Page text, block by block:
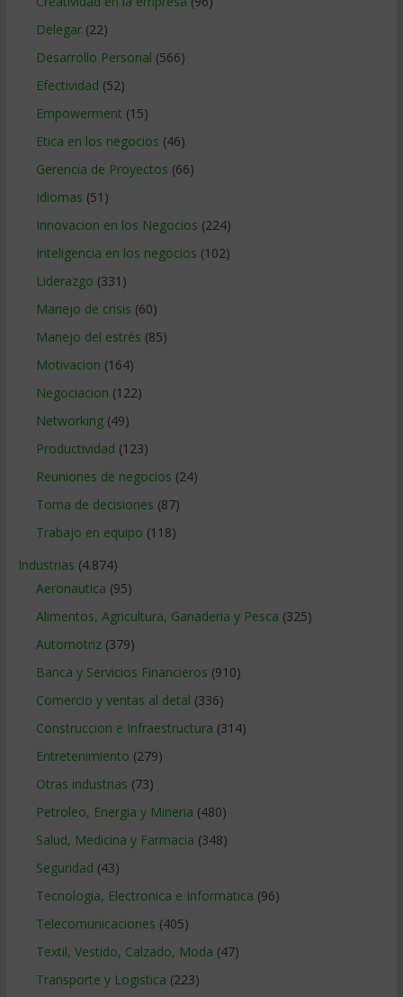
Delegar(22)
Desarrollo Personal (566)
Efectividad (52)
Empowerment (15)
Etica en los negocios (46)
Gerencia de Proyectos (66)
Idiomas (51)
Innovacion en los Negocios (224)
Inteligencia en los negocios (102)
Liderazgo (331)
Manejo de crisis (60)
Manejo del estrés (85)
Motivacion (164)
Negociacion (122)
Networking(49)
Productividad (123)
Reuniones de negocios (24)
Toma de decisiones (87)
Trabajo en equipo (118)
Industrias (4.874)
Aeronautica (95)
Alimentos, Agricultura, Ganaderia y Pesca (325)
Automotriz(379)
Banca y Servicios Financieros (910)
Comercio y ventas al detal (336)
Construccion e Infraestructura (314)
Entretenimiento (279)
Otras industrias (73)
Petroleo, Energia y Mineria (480)
Salud, Medicina y Farmacia (348)
Seguridad (43)
Tecnologia, Electronica e Informatica (96)
Telecomunicaciones (405)
Textil, Vestido, Calzado, Moda (47)
Transporte y Logistica (223)